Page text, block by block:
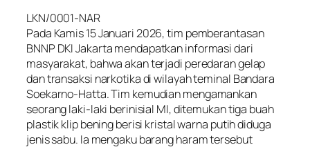
LKN/0001-NAR
Pada Kamis 15 Januari 2026, tim pemberantasan
BNNP DKI Jakarta mendapatkan informasi dari
masyarakat, bahwa akan terjadi peredaran gelap
dan transaksi narkotika di wilayah teminal Bandara
Soekarno-Hatta. Tim kemudian mengamankan
seorang laki-laki berinisial MI, ditemukan tiga buah
plastik klip bening berisi kristal warna putih diduga
jenis sabu. Ia mengaku barang haram tersebut